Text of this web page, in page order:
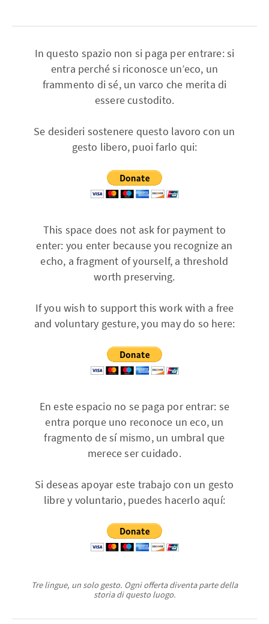
In questo spazio non si paga per entrare: si
entra perché si riconosce un’eco, un
frammento di sé, un varco che merita di
essere custodito.
Se desideri sostenere questo lavoro con un
gesto libero, puoi farlo qui:
This space does not ask for payment to
enter: you enter because you recognize an
echo, a fragment of yourself, a threshold
worth preserving.
If you wish to support this work with a free
and voluntary gesture, you may do so here:
En este espacio no se paga por entrar: se
entra porque uno reconoce un eco, un
fragmento de sí mismo, un umbral que
merece ser cuidado.
Si deseas apoyar este trabajo con un gesto
libre y voluntario, puedes hacerlo aquí:
Tre lingue, un solo gesto. Ogni offerta diventa parte della
storia di questo luogo.